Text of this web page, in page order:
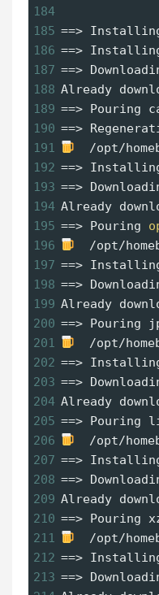
184
185 ==> Installing
186 ==>
187 ==>
188 Already
189 ==> Pouring
190 ==>
191
/opt/
192 ==>
193 ==>
194 Already
195 ==> Pouring
196
/opt/
197 ==>
198 ==>
199 Already
200 ==> Pouring
201
/opt/
202 ==>
203 ==>
204 Already
205 ==> Pouring
206
/opt/
207 ==>
208 ==>
209 Already
210 ==> Pouring
211
/opt/
212 ==>
213 ==>